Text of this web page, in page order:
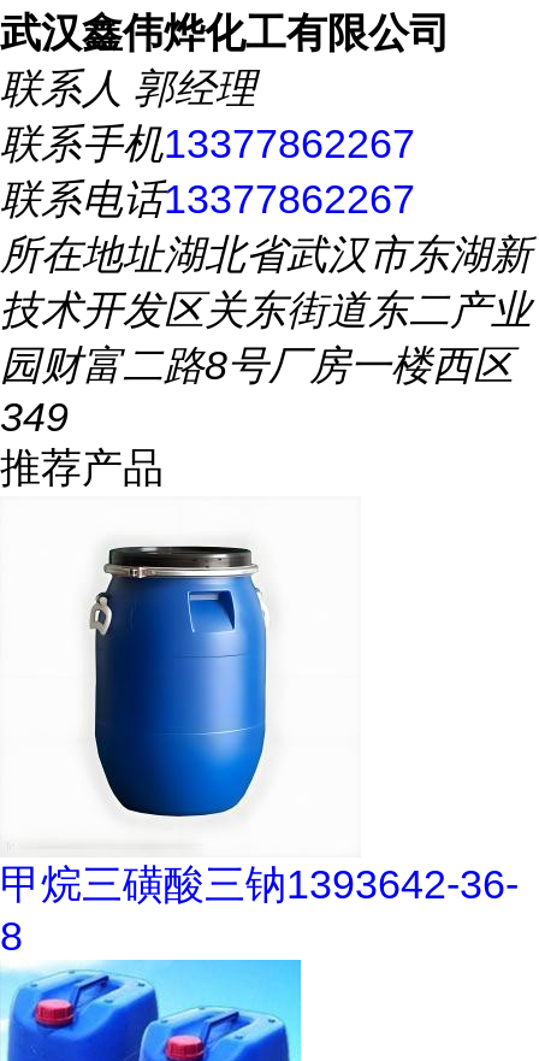
武汉鑫伟烨化工有限公司
联系人 郭经理
联系手机13377862267
联系电话13377862267
所在地址湖北省武汉市东湖新
技术开发区关东街道东二产业
园财富二路8号厂房一楼西区
349
推荐产品
甲烷三磺酸三钠1393642-36-
8